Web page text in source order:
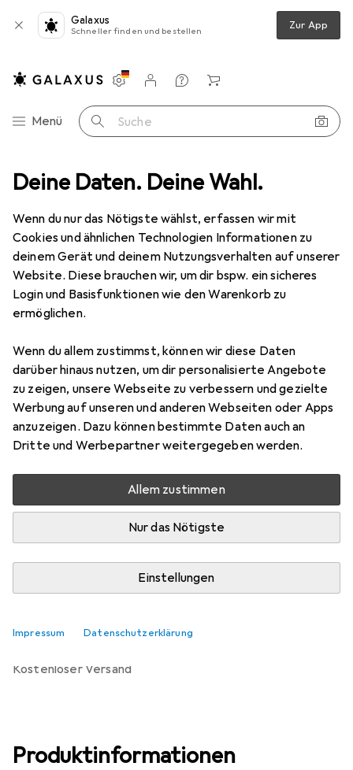
Deine Daten. Deine Wahl.
Wenn du nur das Nötigste wählst, erfassen wir mit
Cookies und ähnlichen Technologien Informationen zu
deinem Gerät und deinem Nutzungsverhalten auf unserer
Website. Diese brauchen wir, um dir bspw. ein sicheres
Login und Basisfunktionen wie den Warenkorb zu
ermöglichen.
Wenn du allem zustimmst, können wir diese Daten
darüber hinaus nutzen, um dir personalisierte Angebote
zu zeigen, unsere Webseite zu verbessern und gezielte
Werbung auf unseren und anderen Webseiten oder Apps
anzuzeigen. Dazu können bestimmte Daten auch an
Dritte und Werbepartner weitergegeben werden.
Allem zustimmen
Nur das Nötigste
Einstellungen
Impressum Datenschutzerklärung
Galaxus
Schneller finden und bestellen Zur App
Navigation nach Kategorien
Menü Suche
Einstellungen
Kundenkonto
Vergleichslisten
Merklisten
Warenkorb
Kaiser Fototechnik Elektronische Belichtungs schaltuhr
4 Bilder
Kaiser FototechnikElektronische
Belichtungs schaltuhr
Preis in EUR inkl. MwSt.
EUR
187,46
5
Bewertungen Marke
Mehr von Kaiser
Fototechnik
Nur 4 Stück an Lager beim Lieferanten
Lieferort angeben für genaue Lieferzeit
In den Warenkorb
Vergleichen
kostenloser Versand
Produktinformationen